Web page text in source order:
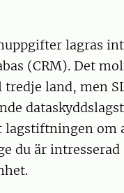
lagras
(CRM). Det
land, men
lagstiftningen om
du är